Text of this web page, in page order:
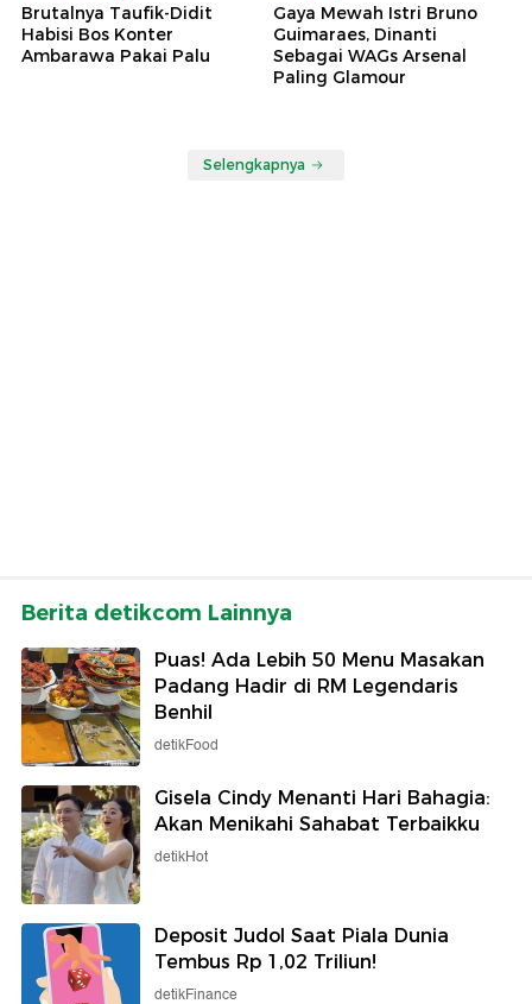
Brutalnya Taufik-Didit
Habisi Bos Konter
Ambarawa Pakai Palu
Gaya Mewah Istri Bruno
Guimaraes, Dinanti
Sebagai WAGs Arsenal
Paling Glamour
Selengkapnya
Berita detikcom Lainnya
Puas! Ada Lebih 50 Menu Masakan
Padang Hadir di RM Legendaris
Benhil
detikFood
Gisela Cindy Menanti Hari Bahagia:
Akan Menikahi Sahabat Terbaikku
detikHot
Deposit Judol Saat Piala Dunia
Tembus Rp 1,02 Triliun!
detikFinance